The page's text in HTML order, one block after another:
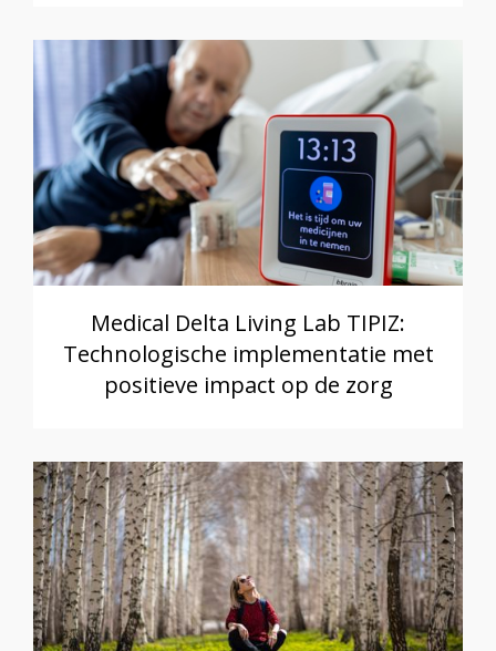
Medical Delta Living Lab TIPIZ:
Technologische implementatie met
positieve impact op de zorg